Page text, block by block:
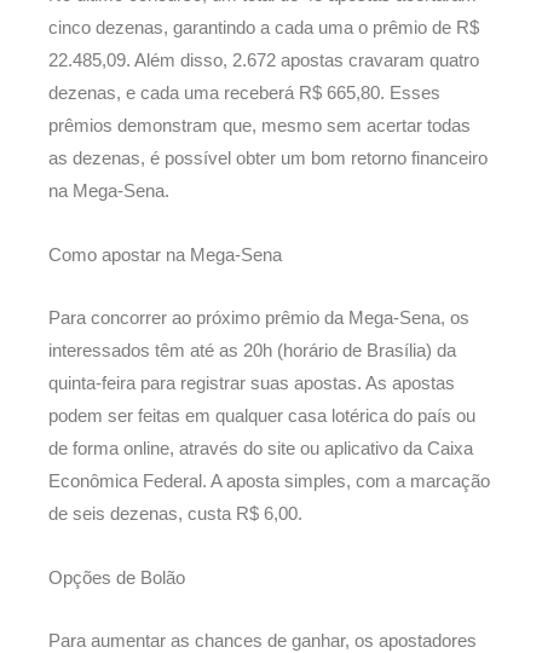
cinco dezenas, garantindo a cada uma o prêmio de R$
22.485,09. Além disso, 2.672 apostas cravaram quatro
dezenas, e cada uma receberá R$ 665,80. Esses
prêmios demonstram que, mesmo sem acertar todas
as dezenas, é possível obter um bom retorno financeiro
na Mega-Sena.
Como apostar na Mega-Sena
Para concorrer ao próximo prêmio da Mega-Sena, os
interessados têm até as 20h (horário de Brasília) da
quinta-feira para registrar suas apostas. As apostas
podem ser feitas em qualquer casa lotérica do país ou
de forma online, através do site ou aplicativo da Caixa
Econômica Federal. A aposta simples, com a marcação
de seis dezenas, custa R$ 6,00.
Opções de Bolão
Para aumentar as chances de ganhar, os apostadores